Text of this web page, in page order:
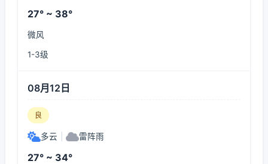
27° ~ 38°
微风
1-3级
08月12日
良
多云 雷阵雨
27° ~ 34°